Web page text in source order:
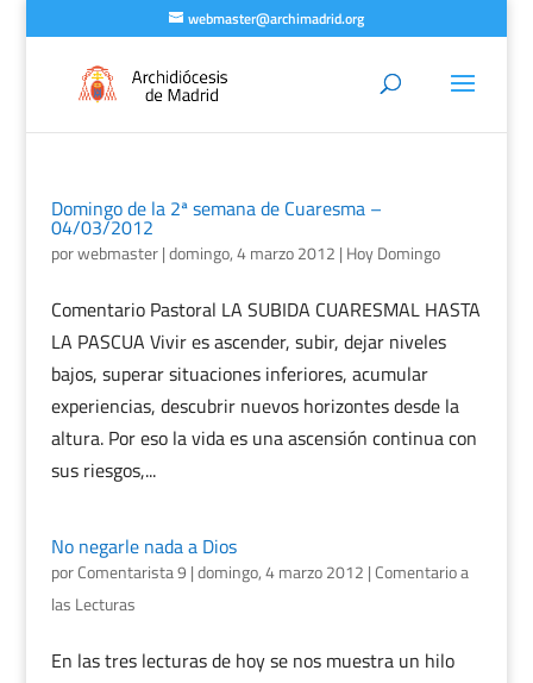
webmaster@archimadrid.org
Domingo de la 2ª semana de Cuaresma –
04/03/2012
porwebmaster|domingo, 4 marzo 2012 | Hoy Domingo
Comentario Pastoral LA SUBIDA CUARESMAL HASTA
LA PASCUA Vivir es ascender, subir, dejar niveles
bajos, superar situaciones inferiores, acumular
experiencias, descubrir nuevos horizontes desde la
altura. Por eso la vida es una ascensión continua con
sus riesgos,...
No negarle nada a Dios
porComentarista 9 |domingo, 4 marzo 2012 |Comentario a
las Lecturas
En las tres lecturas de hoy se nos muestra un hilo